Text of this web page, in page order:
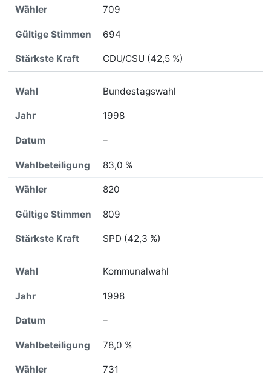
709
694
CDU/CSU (42,5 %)
Bundestagswahl
1998
–
83,0 %
820
809
SPD (42,3 %)
Kommunalwahl
1998
–
78,0 %
731